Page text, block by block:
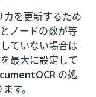
カを更新するため
ノードの数が等
ていない場合は
最大に設定して
の処
す。